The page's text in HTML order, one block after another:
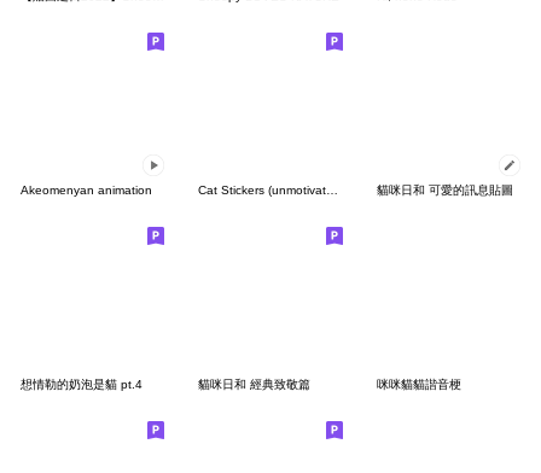
Akeomenyan animation 貓咪日和 可愛的訊息貼圖
想情勒的奶泡是貓 pt.4 貓咪日和 經典致敬篇 咪咪貓貓諧音梗